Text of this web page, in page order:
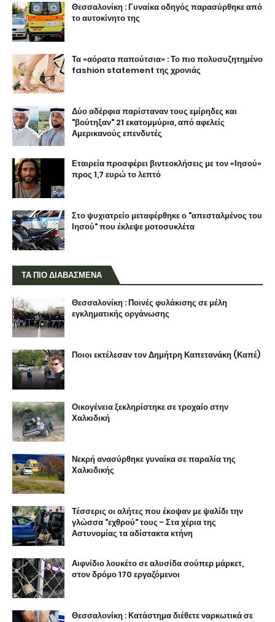
Θεσσαλονίκη : Γυναίκα οδηγός παρασύρθηκε από
το αυτοκίνητο της
Τα «αόρατα παπούτσια» : Το πιο πολυσυζητημένο
fashion statement της χρονιάς
Δύο αδέρφια παρίσταναν τους εμίρηδες και
"βούτηξαν" 21 εκατομμύρια, από αφελείς
Αμερικανούς επενδυτές
Εταιρεία προσφέρει βιντεοκλήσεις με τον «Ιησού»
προς 1,7 ευρώ το λεπτό
Στο ψυχιατρείο μεταφέρθηκε ο "απεσταλμένος του
Ιησού" που έκλεψε μοτοσυκλέτα
ΤΑ ΠΙΟ ΔΙΑΒΑΣΜΕΝΑ
Θεσσαλονίκη : Ποινές φυλάκισης σε μέλη
εγκληματικής οργάνωσης
Ποιοι εκτέλεσαν τον Δημήτρη Καπετανάκη (Καπέ)
Οικογένεια ξεκληρίστηκε σε τροχαίο στην
Χαλκιδική
Νεκρή ανασύρθηκε γυναίκα σε παραλία της
Χαλκιδικής
Τέσσερις οι αλήτες που έκοψαν με ψαλίδι την
γλώσσα "εχθρού" τους - Στα χέρια της
Αστυνομίας τα αδίστακτα κτήνη
Αιφνίδιο λουκέτο σε αλυσίδα σούπερ μάρκετ,
στον δρόμο 170 εργαζόμενοι
Θεσσαλονίκη : Κατάστημα διέθετε ναρκωτικά σε